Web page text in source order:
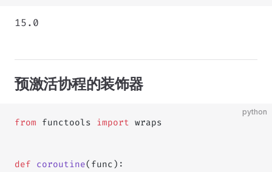
15.0
预激活协程的装饰器
python
from functools import wraps
def coroutine(func):